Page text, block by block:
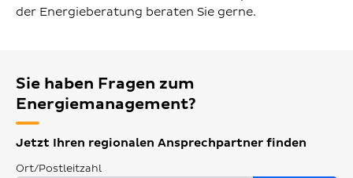
der Energieberatung beraten Sie gerne.
Sie haben Fragen zum
Energiemanagement?
Jetzt Ihren regionalen Ansprechpartner finden
Ort/Postleitzahl